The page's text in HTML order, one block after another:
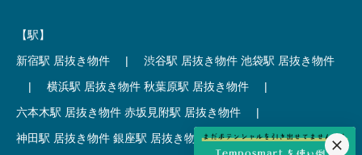
【駅】
新宿駅 居抜き物件
| 渋谷駅 居抜き物件 池袋駅 居抜き物件
|
横浜駅 居抜き物件 秋葉原駅 居抜き物件
|
六本木駅 居抜き物件 赤坂見附駅 居抜き物件
|
神田駅 居抜き物件 銀座駅 居抜き物件 |
吉祥寺駅 居抜き物件